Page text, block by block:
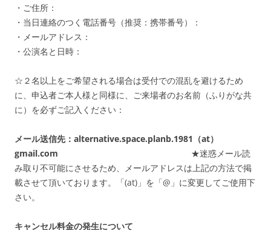
・ご住所：
・当日連絡のつく電話番号（推奨：携帯番号）：
・メールアドレス：
・公演名と日時：
☆２名以上をご希望される場合は受付での混乱を避けるため
に、申込者ご本人様と同様に、ご来場者のお名前（ふりがな共
に）を必ずご記入ください：
メール送信先：alternative.space.planb.1981（at）
gmail.com ★迷惑メール読
み取り不可能にさせるため、メールアドレスは上記の方法で掲
載させて頂いております。「(at)」を「@」に変更してご使用下
さい。
キャンセル料金の発生について